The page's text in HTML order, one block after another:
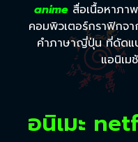
anime สื่อเนื้อหาภา
คอมพิวเตอร์กราฟิกจา
คำภาษาญี่ปุ่น ที่ดัดแ
แอนิเม
อนิเมะ